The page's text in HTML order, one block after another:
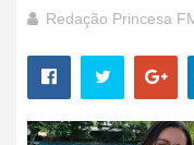
Redação Princesa